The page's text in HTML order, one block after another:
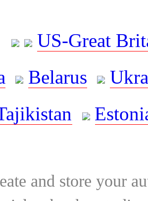
US-Great
Belarus
and store your